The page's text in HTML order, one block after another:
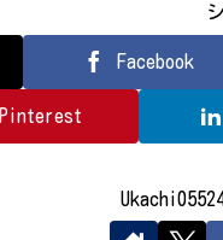
Facebook
Pinterest